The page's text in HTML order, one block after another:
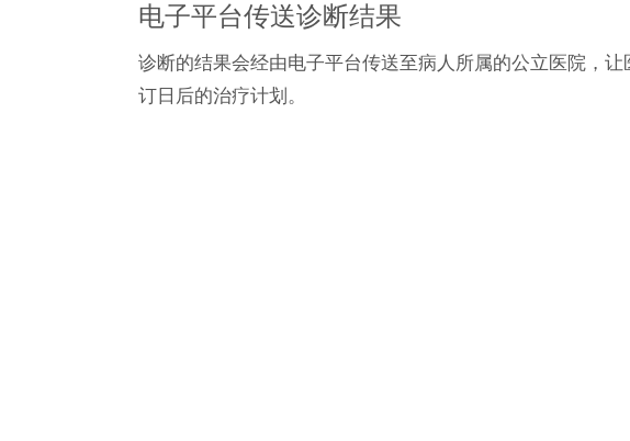
电子平台传送诊断结果
诊断的结果会经由电子平台传送至病人所属的公立医院，让
订日后的治疗计划。